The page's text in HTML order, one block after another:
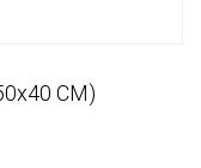
CM)